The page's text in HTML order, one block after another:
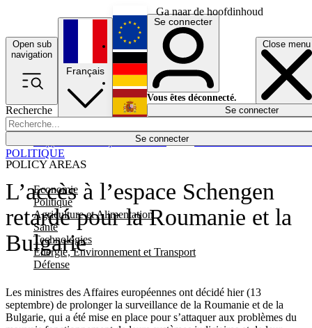
Ga naar de hoofdinhoud
Open sub
navigation
Close menu
Recherche
Se connecter
POLICY AREAS
Economie
Politique
Agriculture et Alimentation
Santé
Technologies
Energie, Environnement et Transport
Défense
Économie
Français
English
Deutsch
Español
Se connecter
Vous êtes déconnecté.
Se connecter
L’accès à l’espace Schengen
retardé pour la Roumanie et la
Bulgarie
Les ministres des Affaires européennes ont décidé hier (13
septembre) de prolonger la surveillance de la Roumanie et de la
Bulgarie, qui a été mise en place pour s’attaquer aux problèmes du
POLITIQUE